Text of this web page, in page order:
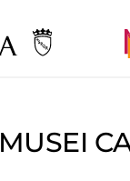
MUSEI